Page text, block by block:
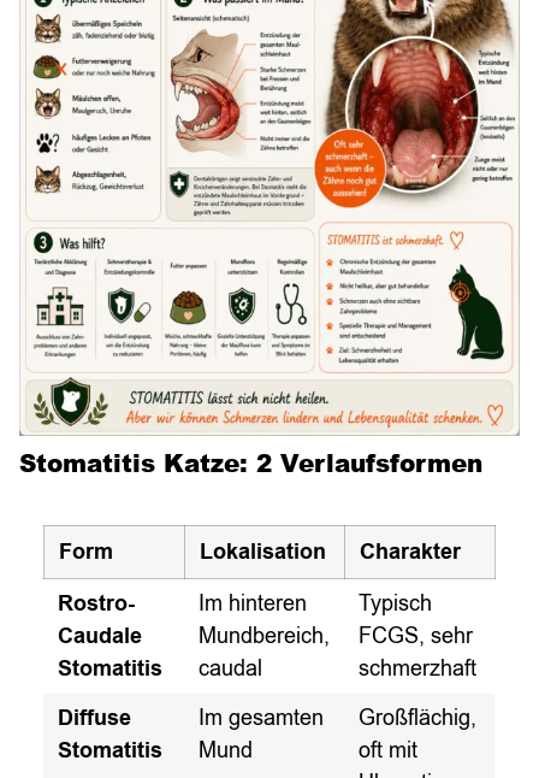
Stomatitis Katze: 2 Verlaufsformen
Form Lokalisation
Charakter
Rostro-
Caudale
Stomatitis
Im hinteren
Mundbereich,
caudal
Typisch
FCGS, sehr
schmerzhaft
Diffuse
Stomatitis
Im gesamten
Mund
Großflächig,
oft mit